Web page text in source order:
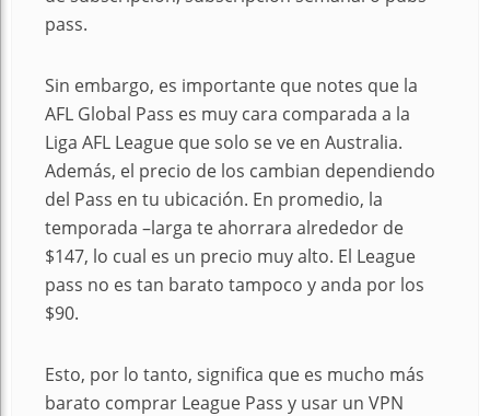
pass.
Sin embargo, es importante que notes que la
AFL Global Pass es muy cara comparada a la
Liga AFL League que solo se ve en Australia.
Además, el precio de los cambian dependiendo
del Pass en tu ubicación. En promedio, la
temporada –larga te ahorrara alrededor de
$147, lo cual es un precio muy alto. El League
pass no es tan barato tampoco y anda por los
$90.
Esto, por lo tanto, significa que es mucho más
barato comprar League Pass y usar un VPN